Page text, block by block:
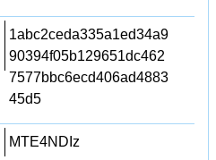
1abc2ceda335a1ed34a9
90394f05b129651dc462
7577bbc6ecd406ad4883
45d5
MTE4NDIz